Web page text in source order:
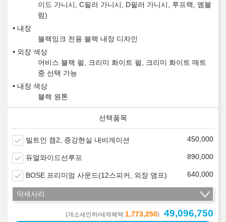
이드 가니시, C필러 가니시, D필러 가니시, 루프랙, 엠블
럼)
내장
블랙잉크 전용 블랙 내장 디자인
외장 색상
어비스 블랙 펄, 크리미 화이트 펄, 크리미 화이트 매트
중 선택 가능
내장 색상
블랙 원톤
빌트인 캠2, 증강현실 내비게이션 450,000
듀얼와이드선루프 890,000
BOSE 프리미엄 사운드(12스피커, 외장 앰프) 640,000
악세사리
(개소세인하/세제혜택 1,773,250) 49,096,750